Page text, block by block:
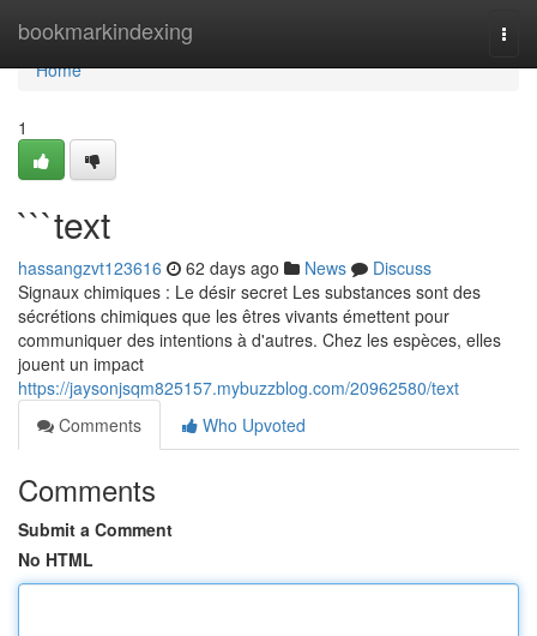
bookmarkindexing
Home
Home
1
```text
hassangzvt123616 62 days ago News
Discuss
Signaux chimiques : Le désir secret Les substances sont des
sécrétions chimiques que les êtres vivants émettent pour
communiquer des intentions à d'autres. Chez les espèces, elles
jouent un impact
https://jaysonjsqm825157.mybuzzblog.com/20962580/text
Comments
Who Upvoted
Comments
Submit a Comment
No HTML